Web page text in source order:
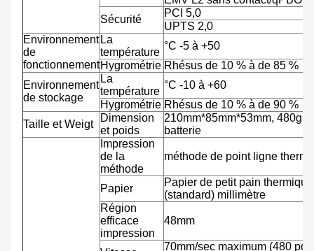
Sécurité
PCI 5,0
UPTS 2,0
Environnement
de
fonctionnement
La
température
°C -5 à +50
Hygrométrie Rhésus de 10 % à de 85 %
Environnement
de stockage
La
température
°C -10 à +60
Hygrométrie Rhésus de 10 % à de 90 %
Taille et Weigt
Dimension
et poids
210mm*85mm*53mm, 480g
batterie
Impression
de la
méthode
méthode de point ligne
Papier
Papier de petit pain
(standard) millimètre
Région
efficace
impression
48mm
70mm/sec maximum (480